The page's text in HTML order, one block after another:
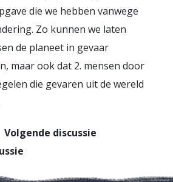
die we hebben vanwege
Zo kunnen we laten
de planeet in gevaar
maar ook dat 2. mensen door
die gevaren uit de wereld
Volgende discussie